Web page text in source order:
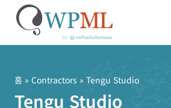
홈 » Contractors » Tengu Studio
Tengu Studio